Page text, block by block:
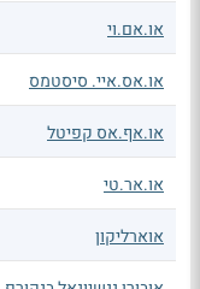
או.אם.וי
או.אס.איי. סיסטמס
או.אף.אס קפיטל
או.אר.טי
אוארליקון